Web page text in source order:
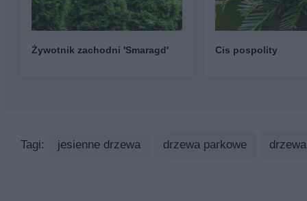
Żywotnik zachodni 'Smaragd' Cis pospolity
Tagi: jesienne drzewa drzewa parkowe